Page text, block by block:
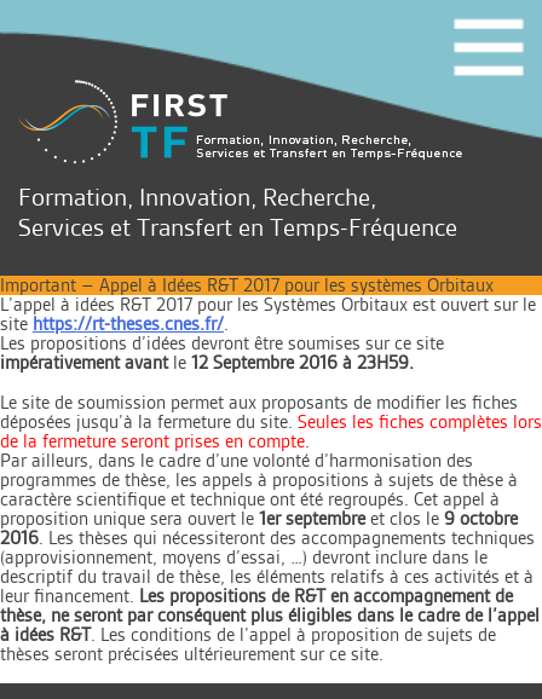
Formation, Innovation, Recherche,
Services et Transfert en Temps-Fréquence
Important – Appel à Idées R&T 2017 pour les systèmes Orbitaux
L’appel à idées R&T 2017 pour les Systèmes Orbitaux est ouvert sur le
site https://rt-theses.cnes.fr/.
Les propositions d’idées devront être soumises sur ce site
impérativement avantle 12 Septembre 2016 à 23H59.
Le site de soumission permet aux proposants de modifier les fiches
déposées jusqu’à la fermeture du site. Seules les fiches complètes lors
de la fermeture seront prises en compte.
Par ailleurs, dans le cadre d’une volonté d’harmonisation des
programmes de thèse, les appels à propositions à sujets de thèse à
caractère scientifique et technique ont été regroupés. Cet appel à
proposition unique sera ouvert le 1er septembreet clos le 9 octobre
2016. Les thèses qui nécessiteront des accompagnements techniques
(approvisionnement, moyens d’essai, …) devront inclure dans le
descriptif du travail de thèse, les éléments relatifs à ces activités et à
leur financement. Les propositions de R&T en accompagnement de
thèse, ne seront par conséquent plus éligibles dans le cadre de l’appel
à idées R&T. Les conditions de l’appel à proposition de sujets de
thèses seront précisées ultérieurement sur ce site.